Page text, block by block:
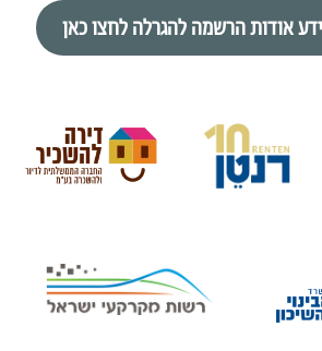
אודות הרשמה להגרלה לחצו כאן